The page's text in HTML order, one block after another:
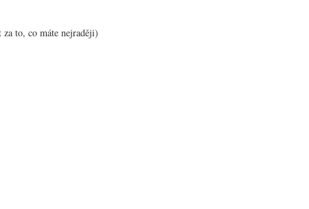
to, co máte nejraději)